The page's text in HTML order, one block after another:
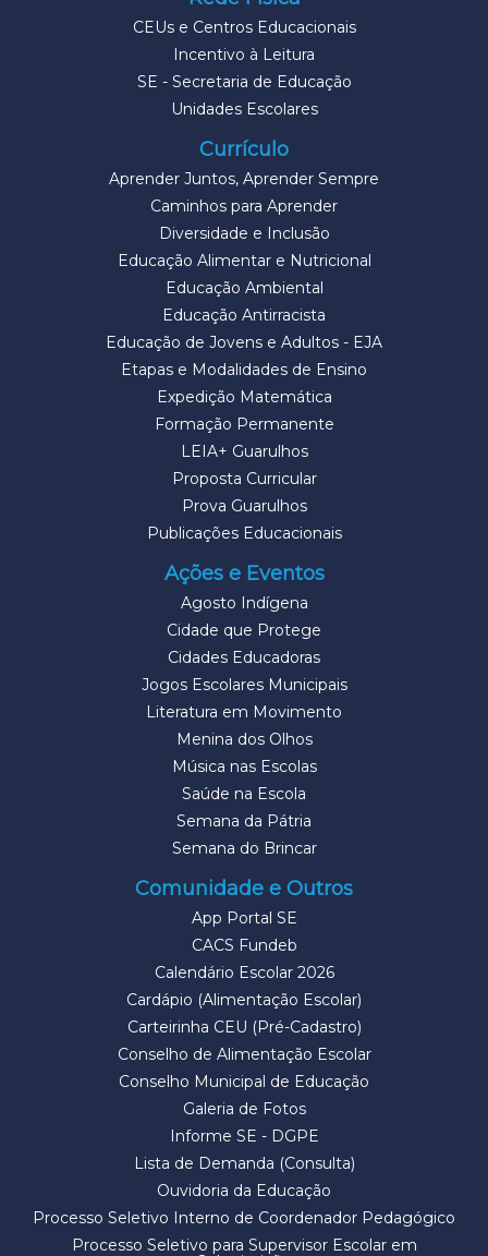
CEUs e Centros Educacionais
Incentivo à Leitura
SE - Secretaria de Educação
Unidades Escolares
Currículo
Aprender Juntos, Aprender Sempre
Caminhos para Aprender
Diversidade e Inclusão
Educação Alimentar e Nutricional
Educação Ambiental
Educação Antirracista
Educação de Jovens e Adultos - EJA
Etapas e Modalidades de Ensino
Expedição Matemática
Formação Permanente
LEIA+ Guarulhos
Proposta Curricular
Prova Guarulhos
Publicações Educacionais
Ações e Eventos
Agosto Indígena
Cidade que Protege
Cidades Educadoras
Jogos Escolares Municipais
Literatura em Movimento
Menina dos Olhos
Música nas Escolas
Saúde na Escola
Semana da Pátria
Semana do Brincar
Comunidade e Outros
App Portal SE
CACS Fundeb
Calendário Escolar 2026
Cardápio (Alimentação Escolar)
Carteirinha CEU (Pré-Cadastro)
Conselho de Alimentação Escolar
Conselho Municipal de Educação
Galeria de Fotos
Informe SE - DGPE
Lista de Demanda (Consulta)
Ouvidoria da Educação
Processo Seletivo Interno de Coordenador Pedagógico
Processo Seletivo para Supervisor Escolar em